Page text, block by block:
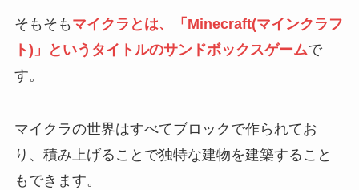
そもそも マイクラとは、「Minecraft(マインクラフ
ト)」というタイトルのサンドボックスゲームで
す。
マイクラの世界はすべてブロックで作られてお
り、積み上げることで独特な建物を建築すること
もできます。